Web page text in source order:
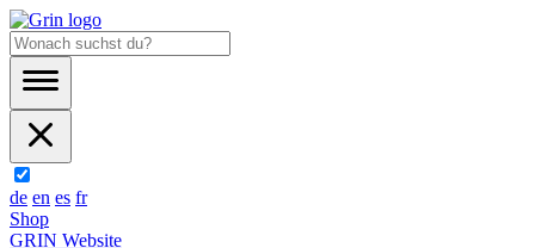
de en es fr
Shop
GRIN Website